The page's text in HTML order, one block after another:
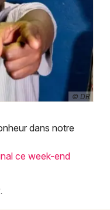
© DR
dans notre
ce week-end